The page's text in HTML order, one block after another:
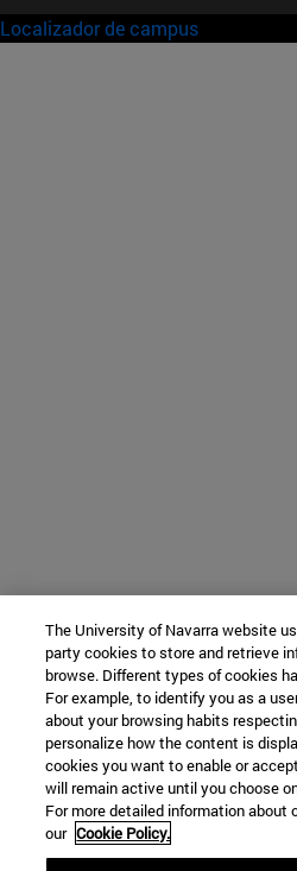
Localizador de campus
The University of Navarra website
party cookies to store and retrieve
browse. Different types of cookies
For example, to identify you as a
about your browsing habits
personalize how the content is
cookies you want to enable or
will remain active until you choose
For more detailed information about
our Cookie Policy.